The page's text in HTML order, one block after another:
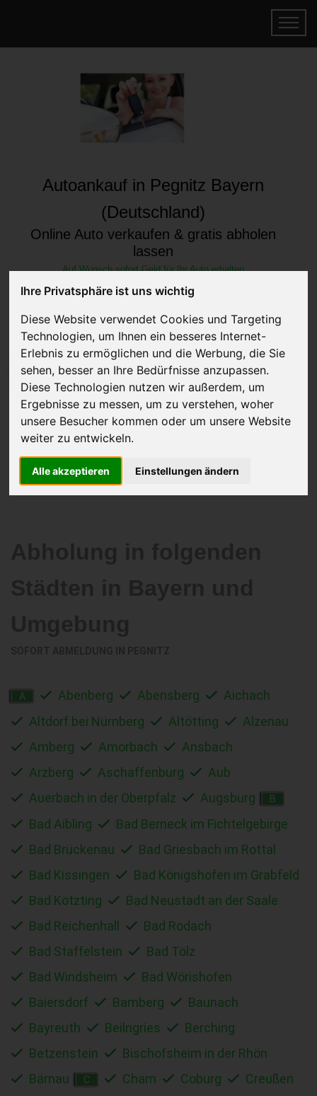
Ihre Privatsphäre ist uns wichtig
Diese Website verwendet Cookies und Targeting
Technologien, um Ihnen ein besseres Internet-
Erlebnis zu ermöglichen und die Werbung, die Sie
sehen, besser an Ihre Bedürfnisse anzupassen.
Diese Technologien nutzen wir außerdem, um
Ergebnisse zu messen, um zu verstehen, woher
unsere Besucher kommen oder um unsere Website
weiter zu entwickeln.
Alle akzeptieren Einstellungen ändern
Autoankauf in Pegnitz Bayern
(Deutschland)
Online Auto verkaufen & gratis abholen
lassen
Auf Wunsch sofort Geld für Ihr Auto erhalten
JETZT KOSTENLOSE BEWERTUNG
Kostenloses Angebotfür den Ankauf Ihres Autos inklusive der
Abholung, auf Wunsch sofort Geld. Ihre Daten werden nicht mit Dritten
Wir garantieren 100% Sicherheit.
A Abenberg Abensberg
Aichach
Altdorf bei Nürnberg
Altötting
Alzenau
Amberg
Amorbach
Ansbach
Arzberg
Aschaffenburg
Aub
Auerbach in der Oberpfalz
Augsburg B
Bad Aibling
Bad Berneck im Fichtelgebirge
Bad Brückenau
Bad Griesbach im Rottal
Bad Kissingen
Bad Königshofen im Grabfeld
Bad Kötzting
Bad Neustadt an der Saale
Bad Reichenhall
Bad Rodach
Bad Staffelstein
Bad Tölz
Bad Windsheim
Bad Wörishofen
Baiersdorf
Bamberg
Baunach
Bayreuth
Beilngries
Berching
Betzenstein
Bischofsheim in der Rhön
Bärnau
C Cham Coburg Creußen